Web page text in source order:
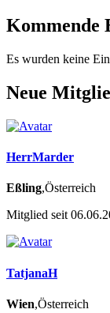
Kommende
Es wurden keine
Neue
HerrMarder
Eßling,Österreich
Mitglied seit
TatjanaH
Wien,Österreich